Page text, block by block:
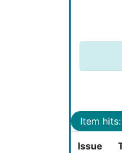
Item hits:
Issue